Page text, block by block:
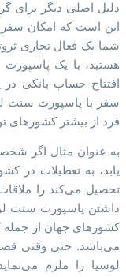
دلیل اصلی دیگر برای
این است که امکان سفر
شما یک فعال تجاری
هستید، با یک
افتتاح حساب بانکی
سفر با پاسپورت سنت
فرد از بیشتر کشورهای
به عنوان مثال اگر
یابد، به تعطیلات در
تحصیل می‌کند را
داشتن پاسپورت سنت
کشورهای جهان از جمله
می‌باشد. حتی وقتی
لوسیا را ملزم